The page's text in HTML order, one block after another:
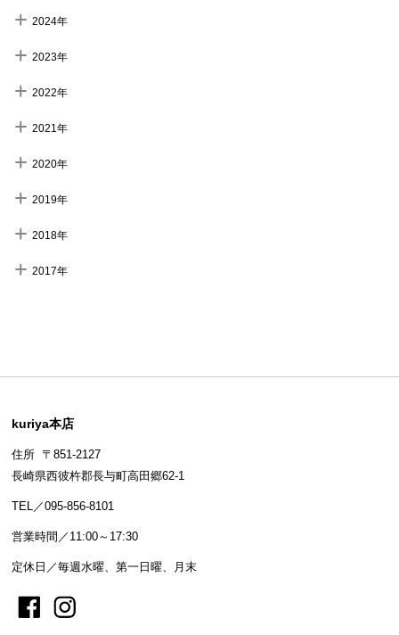
2024年
2023年
2022年
2021年
2020年
2019年
2018年
2017年
kuriya本店
住所 〒851-2127
長崎県西彼杵郡長与町高田郷62-1
TEL／095-856-8101
営業時間／11:00～17:30
定休日／毎週水曜、第一日曜、月末